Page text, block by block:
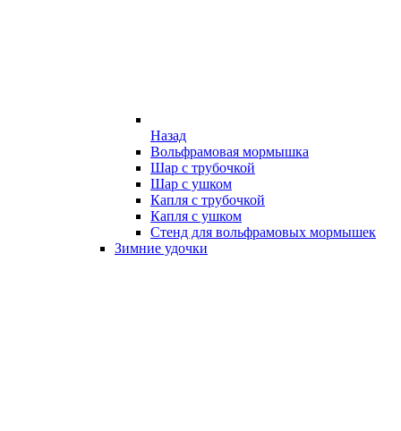
Назад
Вольфрамовая мормышка
Шар с трубочкой
Шар с ушком
Капля с трубочкой
Капля с ушком
Стенд для вольфрамовых мормышек
Зимние удочки